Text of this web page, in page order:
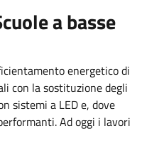
a basse
energetico di
con la sostituzione degli
sistemi a LED e, dove
Ad oggi i lavori